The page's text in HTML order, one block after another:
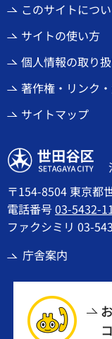
このサイトにつ
サイトの使い方
個人情報の取り
著作権・リンク
サイトマップ
世田谷区
〒154-8504 東京都
電話番号03-5432-
ファクシミリ 03-
庁舎案内